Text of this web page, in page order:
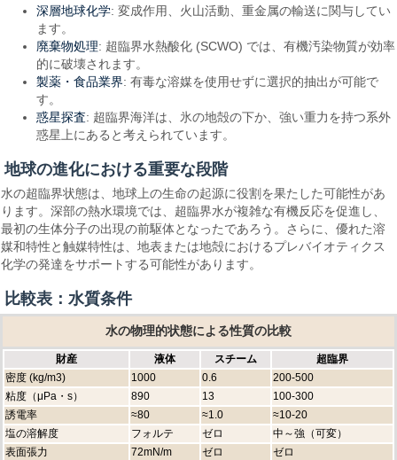
深層地球化学: 変成作用、火山活動、重金属の輸送に関与してい
ます。
廃棄物処理: 超臨界水熱酸化 (SCWO) では、有機汚染物質が効率
的に破壊されます。
製薬・食品業界: 有毒な溶媒を使用せずに選択的抽出が可能で
す。
惑星探査: 超臨界海洋は、氷の地殻の下か、強い重力を持つ系外
惑星上にあると考えられています。
地球の進化における重要な段階
水の超臨界状態は、地球上の生命の起源に役割を果たした可能性があ
ります。深部の熱水環境では、超臨界水が複雑な有機反応を促進し、
最初の生体分子の出現の前駆体となったであろう。さらに、優れた溶
媒和特性と触媒特性は、地表または地殻におけるプレバイオティクス
化学の発達をサポートする可能性があります。
比較表：水質条件
水の物理的状態による性質の比較
財産 液体 スチーム
超臨界
密度 (kg/m3)
1000 0.6
200-500
粘度（μPa・s）
890 13
100-300
誘電率
≈80 ≈1.0
≈10-20
塩の溶解度
フォルテ ゼロ
中～強（可変）
表面張力
72mN/m ゼロ ゼロ